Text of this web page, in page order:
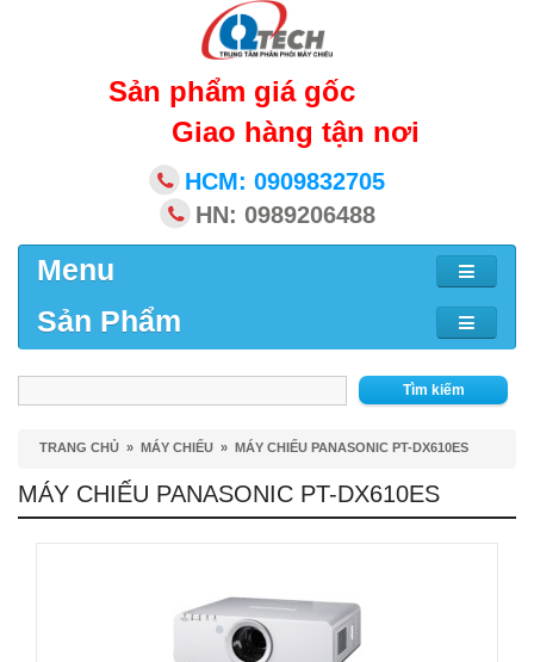
Sản phẩm giá gốc
Giao hàng tận nơi
HCM: 0909832705
HN: 0989206488
Menu
Sản Phẩm
Tìm kiếm
TRANG CHỦ » MÁY CHIẾU » MÁY CHIẾU PANASONIC PT-DX610ES
MÁY CHIẾU PANASONIC PT-DX610ES